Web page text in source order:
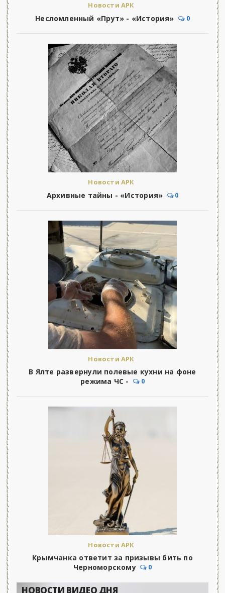
Новости АРК
Несломленный «Прут» - «История» 0
Новости АРК
Архивные тайны - «История» 0
Новости АРК
В Ялте развернули полевые кухни на фоне
режима ЧС -
0
Новости АРК
Крымчанка ответит за призывы бить по
Черноморскому
0
НОВОСТИ ВИДЕО ДНЯ